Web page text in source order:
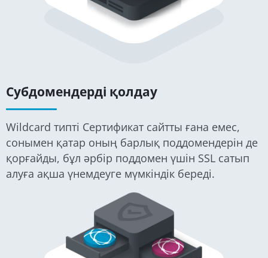
Субдомендерді қолдау
Wildcard типті Сертификат сайтты ғана емес,
сонымен қатар оның барлық поддомендерін де
қорғайды, бұл әрбір поддомен үшін SSL сатып
алуға ақша үнемдеуге мүмкіндік береді.